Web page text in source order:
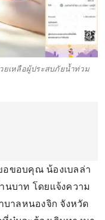
ยเหลือผู้ประสบภัยน้ำท่วม
อขอบคุณ น้องเบลล่า
บาท โดยแจ้งความ
บาลหนองจิก จังหวัด